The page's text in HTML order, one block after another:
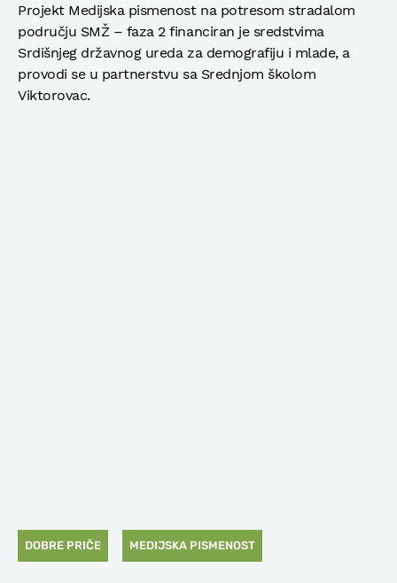
Projekt Medijska pismenost na potresom stradalom
području SMŽ – faza 2 financiran je sredstvima
Srdišnjeg državnog ureda za demografiju i mlade, a
provodi se u partnerstvu sa Srednjom školom
Viktorovac.
DOBRE PRIČE MEDIJSKA PISMENOST